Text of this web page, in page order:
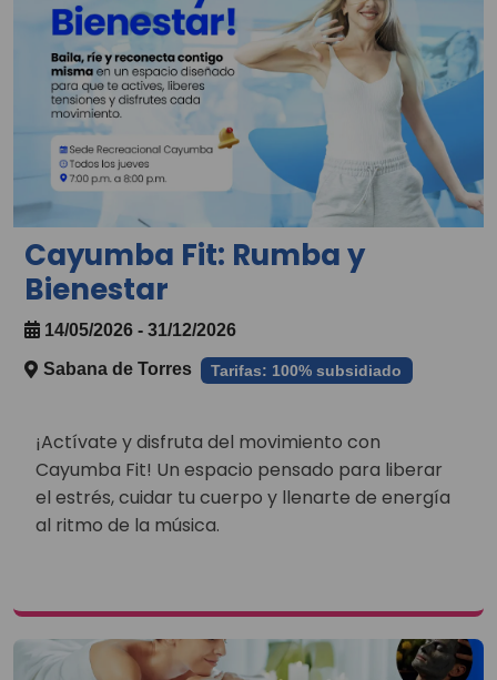
Cayumba Fit: Rumba y
Bienestar
14/05/2026 - 31/12/2026
Sabana de Torres Tarifas: 100% subsidiado
¡Actívate y disfruta del movimiento con
Cayumba Fit! Un espacio pensado para liberar
el estrés, cuidar tu cuerpo y llenarte de energía
al ritmo de la música.